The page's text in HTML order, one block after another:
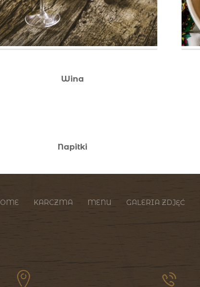
Wina
Napitki
KARCZMA MENU GALERIA ZDJĘĆ